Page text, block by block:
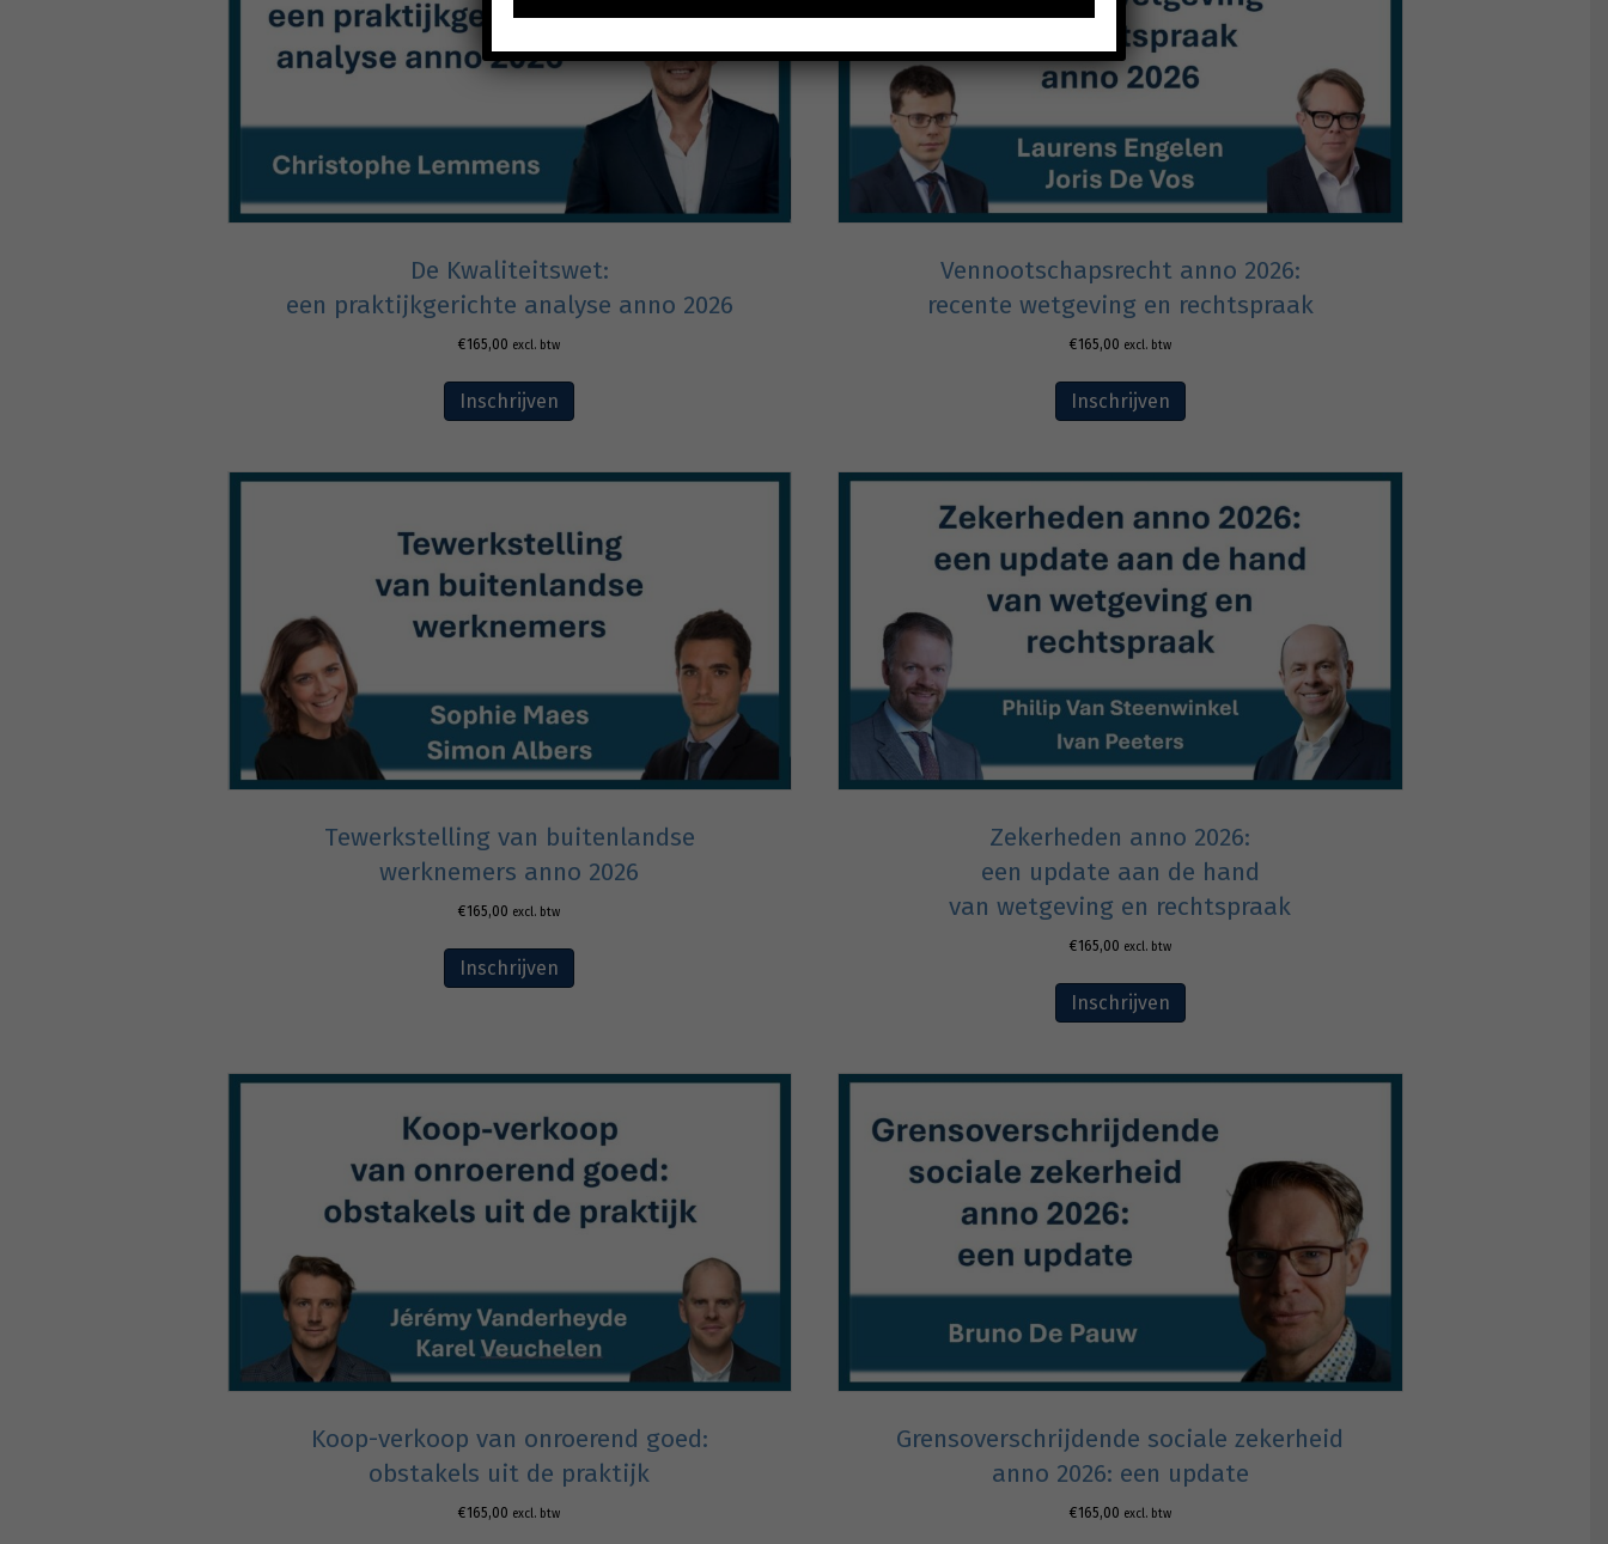
De Kwaliteitswet:
een praktijkgerichte analyse anno 2026
€165,00 excl. btw
Inschrijven
Vennootschapsrecht anno 2026:
recente wetgeving en rechtspraak
€165,00 excl. btw
Inschrijven
Tewerkstelling van buitenlandse
werknemers anno 2026
€165,00 excl. btw
Inschrijven
Zekerheden anno 2026:
een update aan de hand
van wetgeving en rechtspraak
€165,00 excl. btw
Inschrijven
Koop-verkoop van onroerend goed:
obstakels uit de praktijk
€165,00 excl. btw
Grensoverschrijdende sociale zekerheid
anno 2026: een update
€165,00 excl. btw